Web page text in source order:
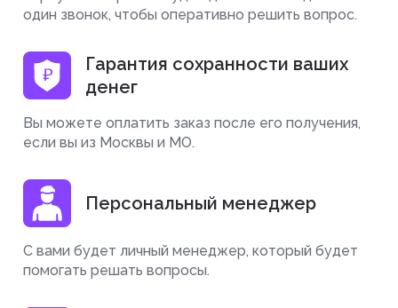
один звонок, чтобы оперативно решить вопрос.
Гарантия сохранности ваших
денег
Вы можете оплатить заказ после его получения,
если вы из Москвы и МО.
Персональный менеджер
С вами будет личный менеджер, который будет
помогать решать вопросы.